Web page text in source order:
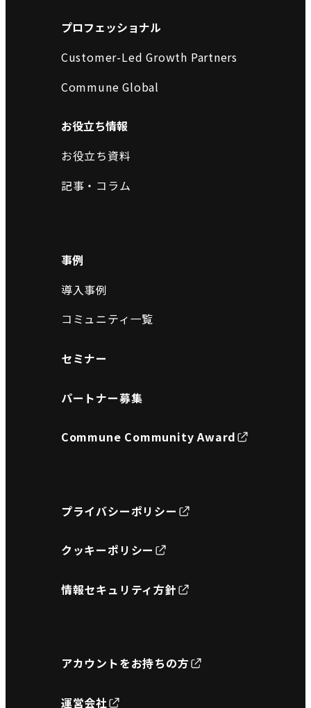
プロフェッショナル
Customer-Led Growth Partners
Commune Global
お役立ち情報
お役立ち資料
記事・コラム
事例
導入事例
コミュニティ一覧
セミナー
パートナー募集
Commune Community Award
プライバシーポリシー
クッキーポリシー
情報セキュリティ方針
アカウントをお持ちの方
運営会社